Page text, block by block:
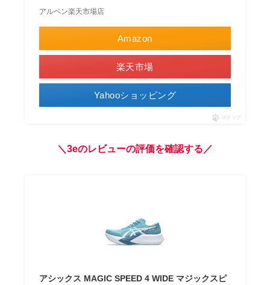
アルペン楽天市場店
Amazon
楽天市場
Yahooショッピング
ポチップ
＼3eのレビューの評価を確認する／
アシックス MAGIC SPEED 4 WIDE マジックスピ